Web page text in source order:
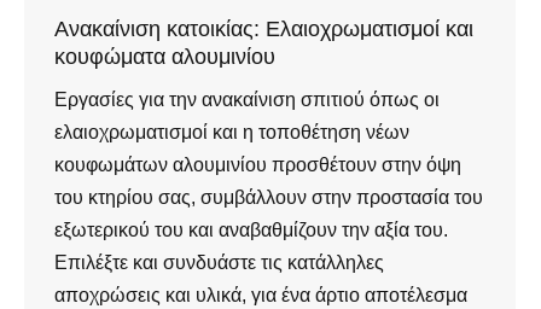
Ανακαίνιση κατοικίας: Ελαιοχρωματισμοί και
κουφώματα αλουμινίου
Εργασίες για την ανακαίνιση σπιτιού όπως οι
ελαιοχρωματισμοί και η τοποθέτηση νέων
κουφωμάτων αλουμινίου προσθέτουν στην όψη
του κτηρίου σας, συμβάλλουν στην προστασία του
εξωτερικού του και αναβαθμίζουν την αξία του.
Επιλέξτε και συνδυάστε τις κατάλληλες
αποχρώσεις και υλικά, για ένα άρτιο αποτέλεσμα